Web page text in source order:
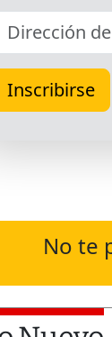
No te